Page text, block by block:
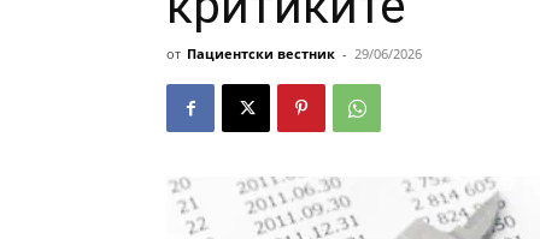
от Пациентски вестник - 29/06/2026